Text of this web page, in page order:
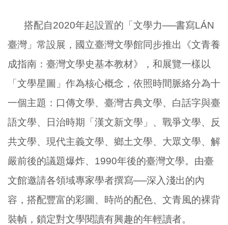
搭配自2020年起設置的「文學力──書寫LÁN
臺灣」常設展，國立臺灣文學館同步推出《文青養
成指南：臺灣文學史基本教材》，和展覽一樣以
「文學星圖」作為核心概念，依照時間脈絡分為十
一個主題：口傳文學、臺灣古典文學、白話字與臺
語文學、日治時期「漢文新文學」、戰爭文學、反
共文學、現代主義文學、鄉土文學、大眾文學、解
嚴前後的議題爆炸、 1990年後的臺灣文學。由臺
文館邀請各領域專家學者撰寫──深入淺出的內
容，搭配豐富的彩圖、時尚的配色、文青風的裸背
裝幀，鎖定對文學閱讀有興趣的年輕讀者。